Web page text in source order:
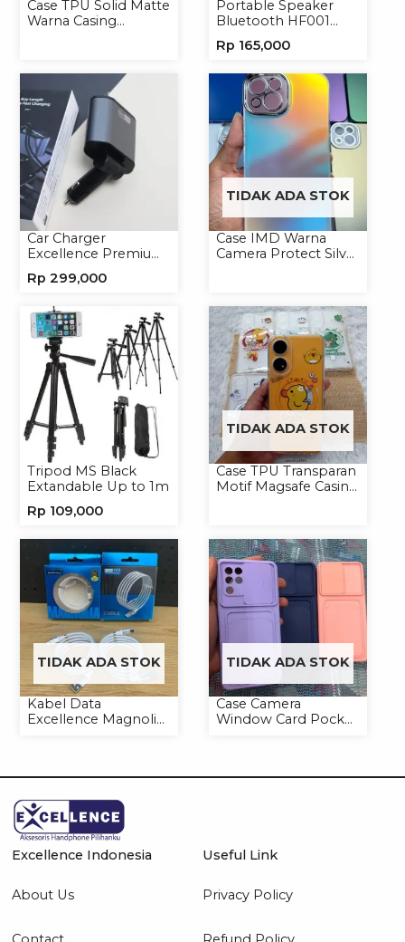
Case TPU Solid Matte
Warna Casing
Portable Speaker
Bluetooth HF001
Wireless
Rp 165,000
Car Charger
Excellence Premium
Handphone
Rp 299,000
TIDAK ADA STOK
Case IMD Warna
Camera Protect Silver
Tripod MS Black
Extandable Up to 1m
Rp 109,000
TIDAK ADA STOK
Case TPU Transparan
Motif Magsafe Casing
TIDAK ADA STOK
Kabel Data
Excellence Magnolia
TIDAK ADA STOK
Case Camera
Window Card Pocket
Excellence Indonesia
About Us
Useful Link
Privacy Policy